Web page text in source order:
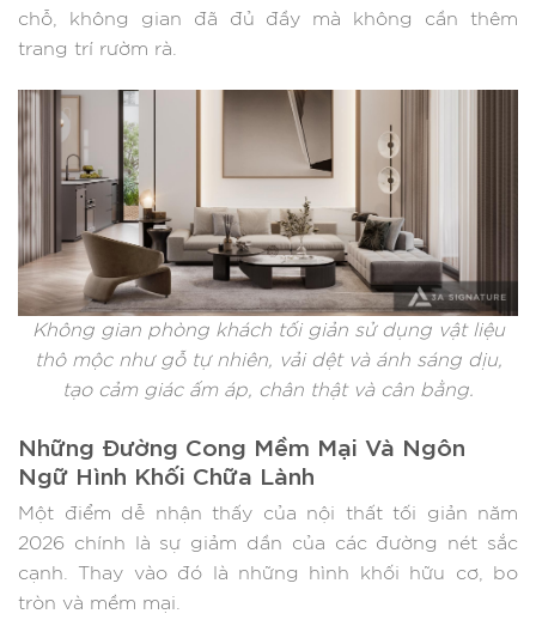
chỗ, không gian đã đủ đầy mà không cần thêm
trang trí rườm rà.
Không gian phòng khách tối giản sử dụng vật liệu
thô mộc như gỗ tự nhiên, vải dệt và ánh sáng dịu,
tạo cảm giác ấm áp, chân thật và cân bằng.
Những Đường Cong Mềm Mại Và Ngôn
Ngữ Hình Khối Chữa Lành
Một điểm dễ nhận thấy của nội thất tối giản năm
2026 chính là sự giảm dần của các đường nét sắc
cạnh. Thay vào đó là những hình khối hữu cơ, bo
tròn và mềm mại.